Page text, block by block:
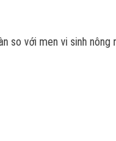
so với men vi sinh nông